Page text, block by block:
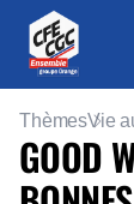
ThèmesVie
GOOD